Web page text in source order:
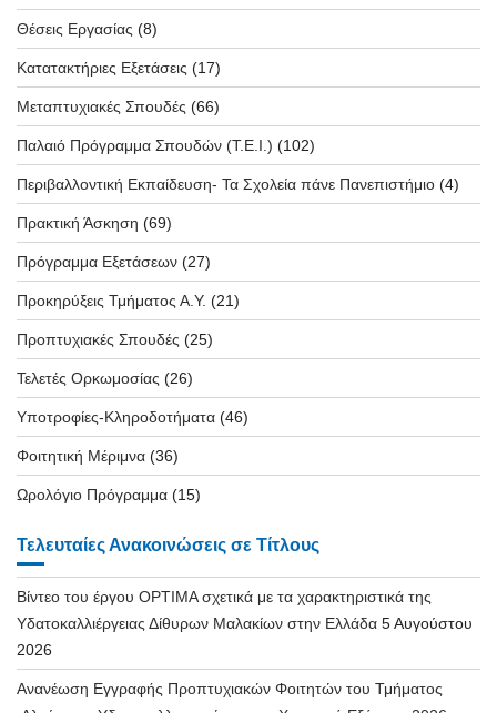
Θέσεις Εργασίας (8)
Κατατακτήριες Εξετάσεις (17)
Μεταπτυχιακές Σπουδές (66)
Παλαιό Πρόγραμμα Σπουδών (T.E.I.) (102)
Περιβαλλοντική Εκπαίδευση- Τα Σχολεία πάνε Πανεπιστήμιο (4)
Πρακτική Άσκηση (69)
Πρόγραμμα Εξετάσεων (27)
Προκηρύξεις Τμήματος Α.Υ. (21)
Προπτυχιακές Σπουδές (25)
Τελετές Ορκωμοσίας (26)
Υποτροφίες-Κληροδοτήματα (46)
Φοιτητική Μέριμνα (36)
Ωρολόγιο Πρόγραμμα (15)
Τελευταίες Ανακοινώσεις σε Τίτλους
Βίντεο του έργου OPTIMA σχετικά με τα χαρακτηριστικά της
Υδατοκαλλιέργειας Δίθυρων Μαλακίων στην Ελλάδα 5 Αυγούστου
2026
Ανανέωση Εγγραφής Προπτυχιακών Φοιτητών του Τμήματος